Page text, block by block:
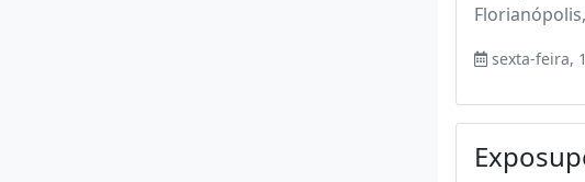
sexta-feira,